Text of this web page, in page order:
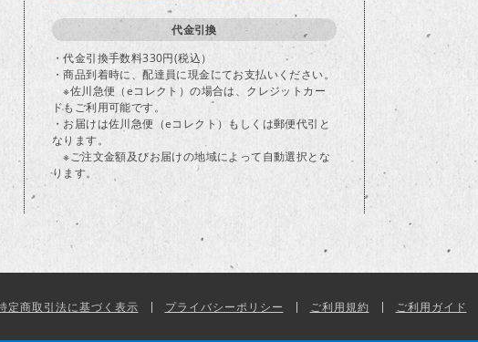
代金引換
・代金引換手数料330円(税込）
・商品到着時に、配達員に現金にてお支払いください。
※佐川急便（eコレクト）の場合は、クレジットカー
ドもご利用可能です。
・お届けは佐川急便（eコレクト）もしくは郵便代引と
なります。
※ご注文金額及びお届けの地域によって自動選択とな
ります。
定商取引法に基づく表示 プライバシーポリシー ご利用規約 ご利用ガイド